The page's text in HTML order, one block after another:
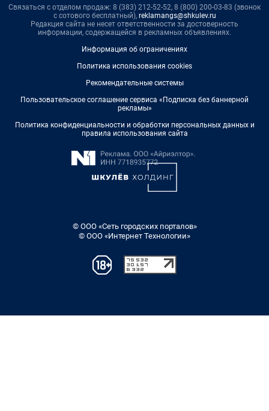
Связаться с отделом продаж: 8 (383) 212-52-52, 8 (800) 200-03-83 (звонок
с сотового бесплатный), reklamangs@shkulev.ru
Редакция сайта не несет ответственности за достоверность
информации, содержащейся в рекламных объявлениях.
Информация об ограничениях
Политика использования cookies
Рекомендательные системы
Пользовательское соглашение сервиса «Подписка без баннерной
рекламы»
Политика конфиденциальности и обработки персональных данных и
правила использования сайта
© ООО «Сеть городских порталов»
© ООО «Интернет Технологии»